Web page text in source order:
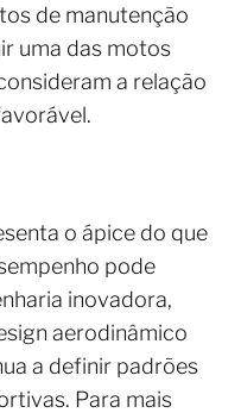
de manutenção
uma das motos
a relação
o ápice do que
pode
inovadora,
aerodinâmico
a definir padrões
Para mais